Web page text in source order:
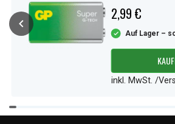
Premier 110S
Modell:
2,99 €
Auf Lager –
inkl. MwSt. /
Item
1